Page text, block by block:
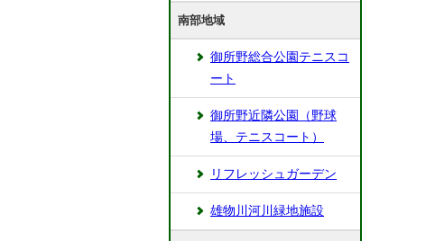
南部地域
御所野総合公園テニスコ
ート
御所野近隣公園（野球
場、テニスコート）
リフレッシュガーデン
雄物川河川緑地施設